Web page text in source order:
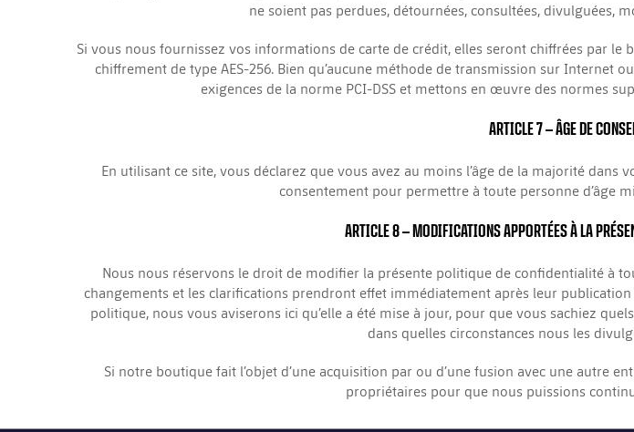
ne soient pas perdues, détournées, consultées, divulguées,
Si vous nous fournissez vos informations de carte de crédit, elles seront chiffrées par le
chiffrement de type AES-256. Bien qu’aucune méthode de transmission sur Internet
exigences de la norme PCI-DSS et mettons en œuvre des normes
ARTICLE 7– ÂGE DE
En utilisant ce site, vous déclarez que vous avez au moins l’âge de la majorité
consentement pour permettre à toute personne d’âge
ARTICLE 8– MODIFICATIONS APPORTÉES À LA
Nous nous réservons le droit de modifier la présente politique de confidentialité à
changements et les clarifications prendront effet immédiatement après leur
politique, nous vous aviserons ici qu’elle a été mise à jour, pour que vous sachiez
dans quelles circonstances nous les
Si notre boutique fait l’objet d’une acquisition par ou d’une fusion avec une autre
propriétaires pour que nous puissions